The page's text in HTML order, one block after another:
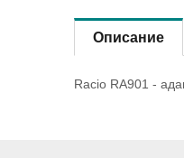
Описание
Racio RA901 -